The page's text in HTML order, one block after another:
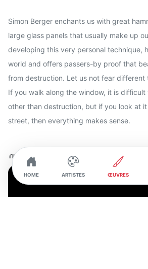
HOME ARTISTES ŒUVRES
Simon Berger enchants us with great
large glass panels that usually make up
developing this very personal technique,
world and offers passers-by proof that
from destruction. Let us not fear different
If you walk along the window, it is
other than destruction, but if you look at
street, then everything makes sense.
TIMELAPSE